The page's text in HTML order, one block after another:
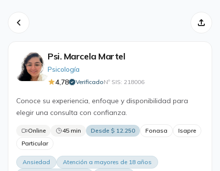
Psi. Marcela Martel
Psicología
4,78
VerificadoNº SIS: 218006·
Conoce su experiencia, enfoque y disponibilidad para
elegir una consulta con confianza.
Online 45 min Desde $ 12.250 Fonasa
Isapre
Particular
Ansiedad
Atención a mayores de 18 años